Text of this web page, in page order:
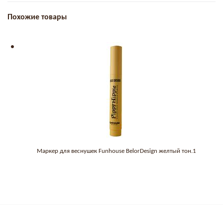
Похожие товары
Маркер для веснушек Funhouse BelorDesign желтый тон.1